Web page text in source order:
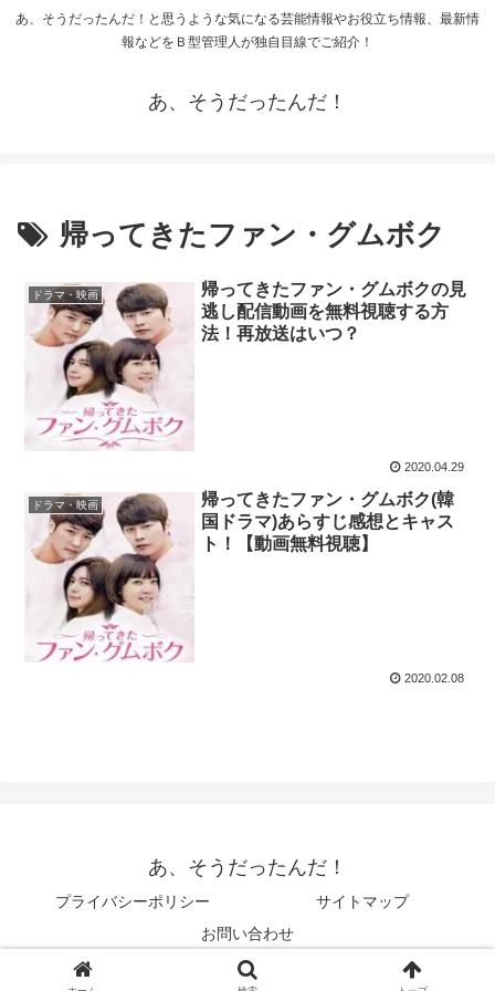
あ、そうだったんだ！と思うような気になる芸能情報やお役立ち情報、最新情
報などをＢ型管理人が独自目線でご紹介！
あ、そうだったんだ！
帰ってきたファン・グムボク
ドラマ・映画
帰ってきたファン・グムボクの見
逃し配信動画を無料視聴する方
法！再放送はいつ？
2020.04.29
ドラマ・映画
帰ってきたファン・グムボク(韓
国ドラマ)あらすじ感想とキャス
ト！【動画無料視聴】
2020.02.08
あ、そうだったんだ！
プライバシーポリシー
サイトマップ
お問い合わせ
© 2014 あ、そうだったんだ！.